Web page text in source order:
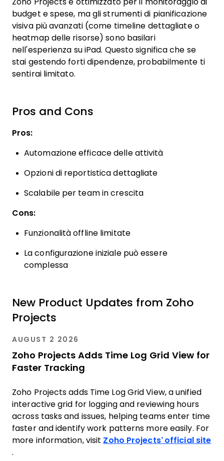
Zoho Projects è ottimizzato per il monitoraggio di
budget e spese, ma gli strumenti di pianificazione
visiva più avanzati (come timeline dettagliate o
heatmap delle risorse) sono basilari
nell'esperienza su iPad. Questo significa che se
stai gestendo forti dipendenze, probabilmente ti
sentirai limitato.
Pros and Cons
Pros:
Automazione efficace delle attività
Opzioni di reportistica dettagliate
Scalabile per team in crescita
Cons:
Funzionalità offline limitate
La configurazione iniziale può essere
complessa
New Product Updates from Zoho
Projects
AUGUST 2 2026
Zoho Projects Adds Time Log Grid View for
Faster Tracking
Zoho Projects adds Time Log Grid View, a unified
interactive grid for logging and reviewing hours
across tasks and issues, helping teams enter time
faster and identify work patterns more easily. For
more information, visit Zoho Projects’ official site
.